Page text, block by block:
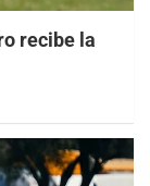
recibe la